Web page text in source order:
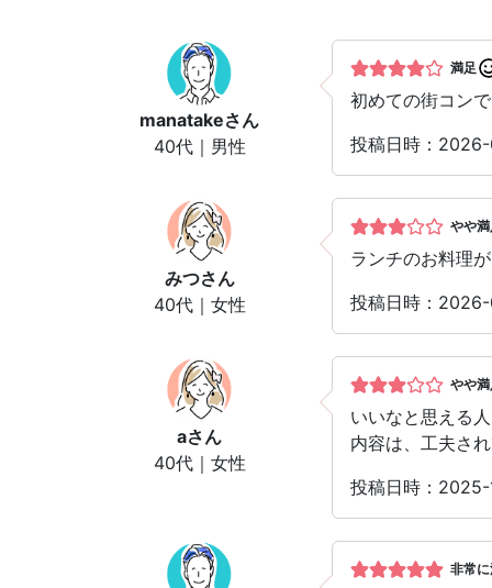
manatakeさん
40代｜男性
満足
初めての街コン
投稿日時：
みつさん
40代｜女性
やや満
ランチのお料理
投稿日時：
aさん
40代｜女性
やや満
いいなと思える
内容は、工夫され
投稿日時：2025-
非常に